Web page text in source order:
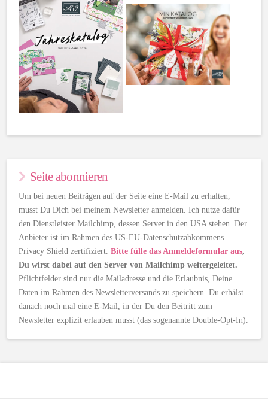
Seite abonnieren
Um bei neuen Beiträgen auf der Seite eine E-Mail zu erhalten,
musst Du Dich bei meinem Newsletter anmelden. Ich nutze dafür
den Dienstleister Mailchimp, dessen Server in den USA stehen. Der
Anbieter ist im Rahmen des US-EU-Datenschutzabkommens
Privacy Shield zertifiziert.Bitte fülle das Anmeldeformular aus,
Du wirst dabei auf den Server von Mailchimp weitergeleitet.
Pflichtfelder sind nur die Mailadresse und die Erlaubnis, Deine
Daten im Rahmen des Newsletterversands zu speichern. Du erhälst
danach noch mal eine E-Mail, in der Du den Beitritt zum
Newsletter explizit erlauben musst (das sogenannte Double-Opt-In).